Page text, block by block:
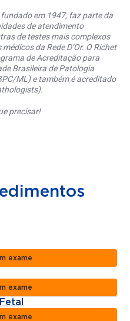
em 1947, faz parte da
de atendimento
de testes mais complexos
da Rede D’Or. O Richet
de Acreditação para
Brasileira de Patologia
ML) e também é acreditado
precisar!
exame
exame
exame